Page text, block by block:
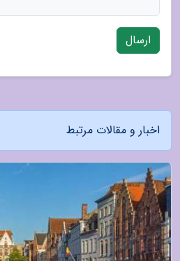
ارسال
اخبار و مقالات مرتبط